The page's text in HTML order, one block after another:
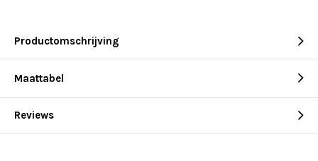
Productomschrijving
Maattabel
Reviews